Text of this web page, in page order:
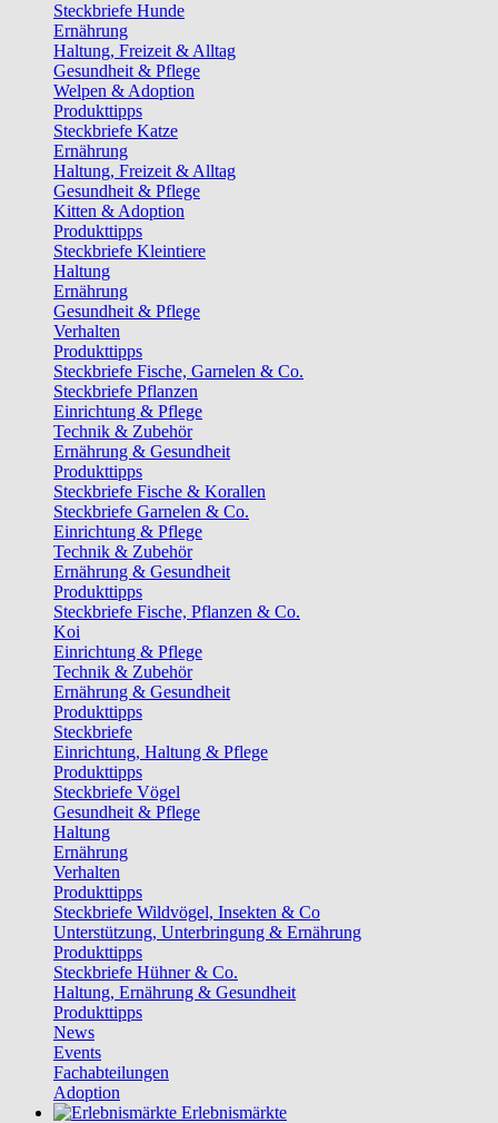
Steckbriefe Hunde
Ernährung
Haltung, Freizeit & Alltag
Gesundheit & Pflege
Welpen & Adoption
Produkttipps
Steckbriefe Katze
Ernährung
Haltung, Freizeit & Alltag
Gesundheit & Pflege
Kitten & Adoption
Produkttipps
Steckbriefe Kleintiere
Haltung
Ernährung
Gesundheit & Pflege
Verhalten
Produkttipps
Steckbriefe Fische, Garnelen & Co.
Steckbriefe Pflanzen
Einrichtung & Pflege
Technik & Zubehör
Ernährung & Gesundheit
Produkttipps
Steckbriefe Fische & Korallen
Steckbriefe Garnelen & Co.
Einrichtung & Pflege
Technik & Zubehör
Ernährung & Gesundheit
Produkttipps
Steckbriefe Fische, Pflanzen & Co.
Koi
Einrichtung & Pflege
Technik & Zubehör
Ernährung & Gesundheit
Produkttipps
Steckbriefe
Einrichtung, Haltung & Pflege
Produkttipps
Steckbriefe Vögel
Gesundheit & Pflege
Haltung
Ernährung
Verhalten
Produkttipps
Steckbriefe Wildvögel, Insekten & Co
Unterstützung, Unterbringung & Ernährung
Produkttipps
Steckbriefe Hühner & Co.
Haltung, Ernährung & Gesundheit
Produkttipps
News
Events
Fachabteilungen
Adoption
Erlebnismärkte